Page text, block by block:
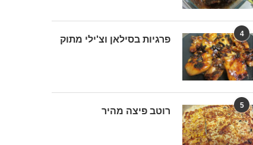
4
פרגיות בסילאן וצ'ילי מתוק
5
רוטב פיצה מהיר